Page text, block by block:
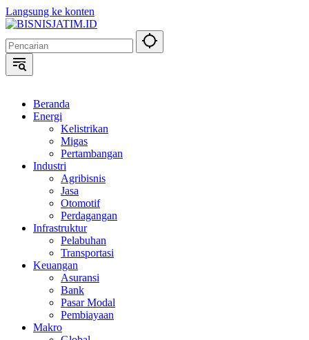
Langsung ke konten
Beranda
Energi
Kelistrikan
Migas
Pertambangan
Industri
Agribisnis
Jasa
Otomotif
Perdagangan
Infrastruktur
Pelabuhan
Transportasi
Keuangan
Asuransi
Bank
Pasar Modal
Pembiayaan
Makro